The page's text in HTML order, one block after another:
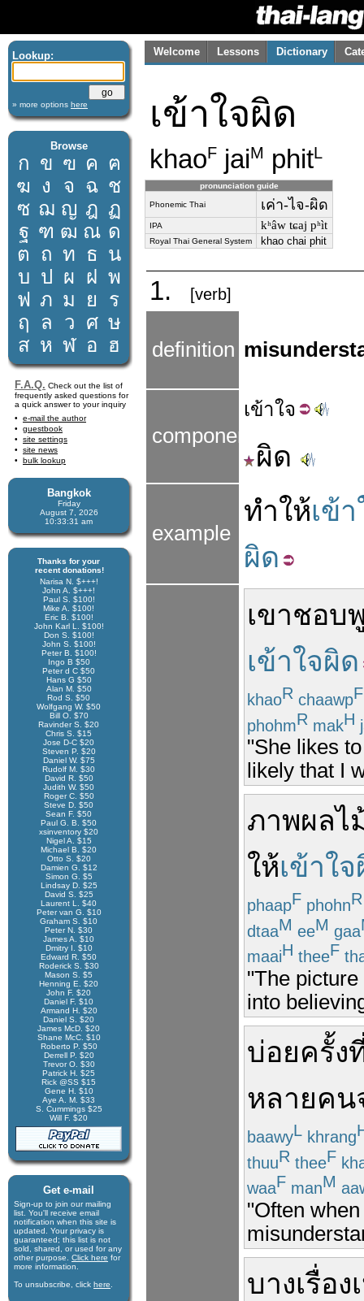
Lookup:
» more options here
Browse
ก ข ฃ ค ฅ
ฆ ง จ ฉ ช
ซ ฌ ญ ฎ ฏ
ฐ ฑ ฒ ณ ด
ต ถ ท ธ น
บ ป ผ ฝ พ
ฟ ภ ม ย
ร
ฤ
ล ว ศ ษ
ส ห ฬ อ ฮ
F.A.Q. Check out the list of
frequently asked questions for
a quick answer to your inquiry
e-mail the author
guestbook
site settings
site news
bulk lookup
Bangkok
Friday
August 7, 2026
10:33:31 am
Thanks for your
recent donations!
Narisa N. $+++!
John A. $+++!
Paul S. $100!
Mike A. $100!
Eric B. $100!
John Karl L. $100!
Don S. $100!
John S. $100!
Peter B. $100!
Ingo B $50
Peter d C $50
Hans G $50
Alan M. $50
Rod S. $50
Wolfgang W. $50
Bill O. $70
Ravinder S. $20
Chris S. $15
Jose D-C $20
Steven P. $20
Daniel W. $75
Rudolf M. $30
David R. $50
Judith W. $50
Roger C. $50
Steve D. $50
Sean F. $50
Paul G. B. $50
xsinventory $20
Nigel A. $15
Michael B. $20
Otto S. $20
Damien G. $12
Simon G. $5
Lindsay D. $25
David S. $25
Laurent L. $40
Peter van G. $10
Graham S. $10
Peter N. $30
James A. $10
Dmitry I. $10
Edward R. $50
Roderick S. $30
Mason S. $5
Henning E. $20
John F. $20
Daniel F. $10
Armand H. $20
Daniel S. $20
James McD. $20
Shane McC. $10
Roberto P. $50
Derrell P. $20
Trevor O. $30
Patrick H. $25
Rick @SS $15
Gene H. $10
Aye A. M. $33
S. Cummings $25
Will F. $20
Get e-mail
Sign-up to join our mail­ing
list. You'll receive e­mail
notification when this site is
updated. Your privacy is
guaran­teed; this list is not
sold, shared, or used for any
other purpose. Click here for
more infor­mation.
To unsubscribe, click here
Welcome Lessons Dictionary
เข้าใจผิด
khaoF jaiM phitL
pronunciation guide
Phonemic Thai เค่า-ไจ-ผิด
IPA kʰâw tɕaj pʰìt
Royal Thai General System khao chai phit
1. [verb]
definition
components
เข้าใจ
ผิด
example
ทำให้เข้
ผิด
เขาชอบ
เข้าใจผิด
khaoR chaawpF
phohmR makH
"She likes
likely that I
ภาพผลไ
ให้เข้าใ
phaapF phohnR
dtaaM eeM gaa
maaiH theeF
"The
into
บ่อยครั้ง
หลายคน
baawyL khrang
thuuR theeF
waaF manM
"Often
บางเรื่อง